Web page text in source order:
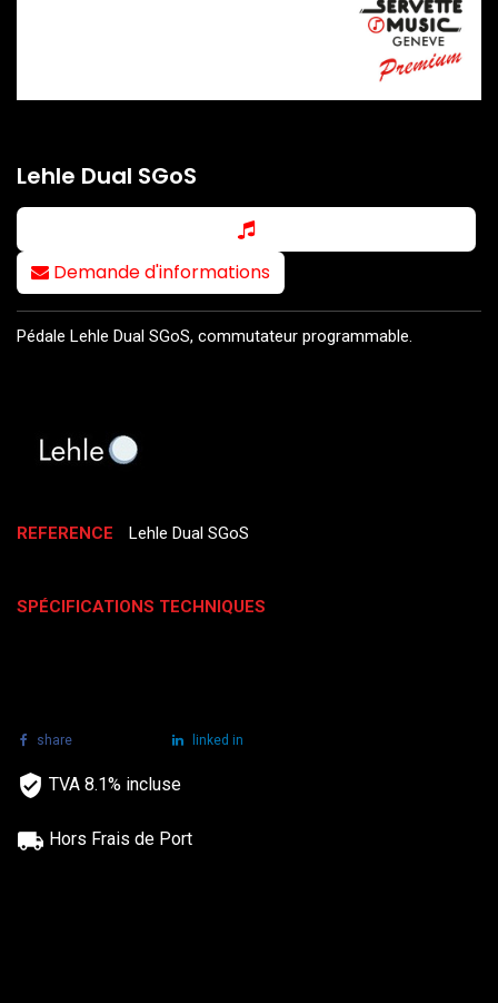
Lehle Dual SGoS
Demande d'informations
Pédale Lehle Dual SGoS, commutateur programmable.
REFERENCE Lehle Dual SGoS
SPÉCIFICATIONS TECHNIQUES
share linked in
TVA 8.1% incluse
Hors Frais de Port